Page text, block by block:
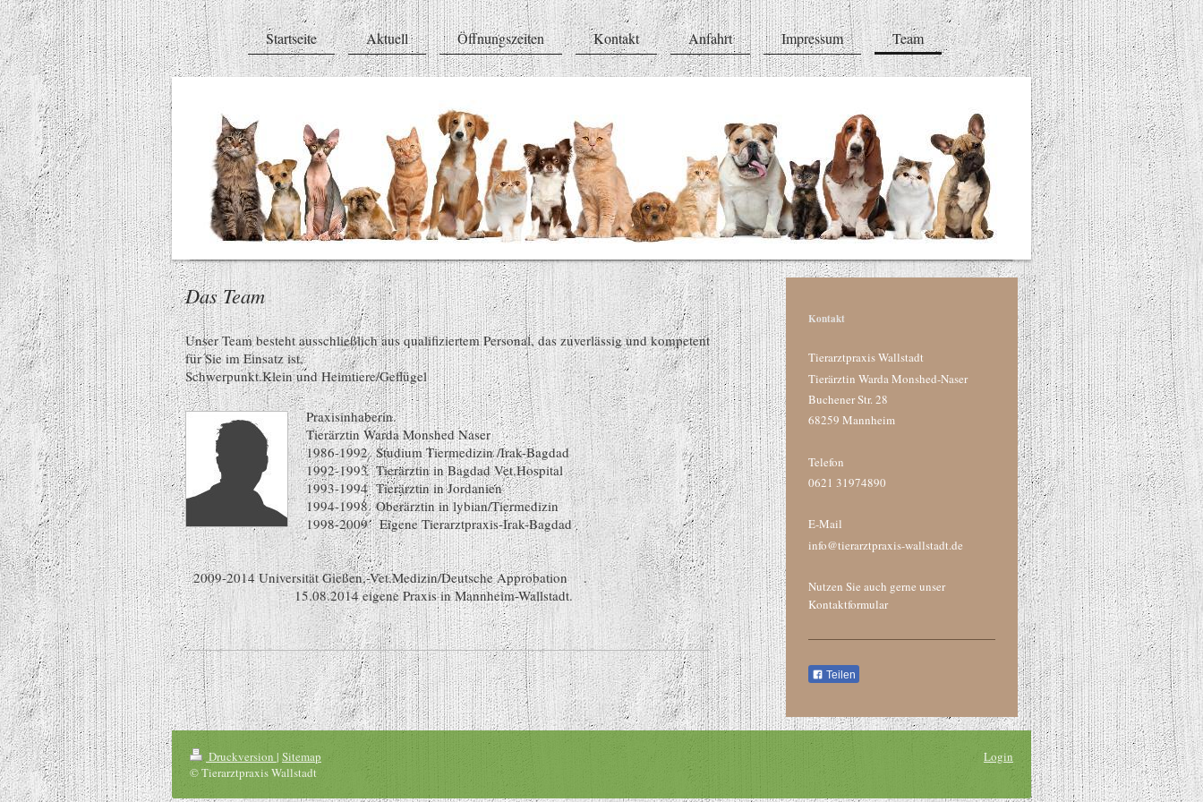
Startseite Aktuell Öffnungszeiten Kontakt Anfahrt Impressum Team
Das Team
Unser Team besteht ausschließlich aus qualifiziertem Personal, das zuverlässig und kompetent
für Sie im Einsatz ist.
Schwerpunkt.Klein und Heimtiere/Geflügel
Praxisinhaberin.
Tierärztin Warda Monshed Naser
1986-1992 Studium Tiermedizin /Irak-Bagdad
1992-1993 Tierärztin in Bagdad Vet.Hospital
1993-1994 Tierärztin in Jordanien
1994-1998 Oberärztin in lybian/Tiermedizin
1998-2009 Eigene Tierarztpraxis-Irak-Bagdad
2009-2014 Universität Gießen,-Vet.Medizin/Deutsche Approbation
.
15.08.2014 eigene Praxis in Mannheim-Wallstadt.
Kontakt
Tierarztpraxis Wallstadt
Tierärztin Warda Monshed-Naser
Buchener Str. 28
68259 Mannheim
Telefon
0621 31974890
E-Mail
info@tierarztpraxis-wallstadt.de
Nutzen Sie auch gerne unser
Kontaktformular
Teilen
Druckversion | Sitemap
© Tierarztpraxis Wallstadt
Login